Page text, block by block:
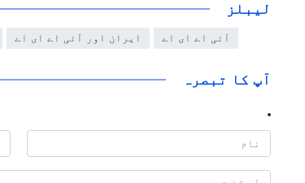
لیبلز
آئی اے ای اے ایران اور آئی اے ای اے
آپ کا تبصرہ